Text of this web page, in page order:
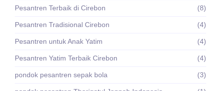
Pesantren Terbaik di Cirebon (8)
Pesantren Tradisional Cirebon (4)
Pesantren untuk Anak Yatim (4)
Pesantren Yatim Terbaik Cirebon (4)
pondok pesantren sepak bola (3)